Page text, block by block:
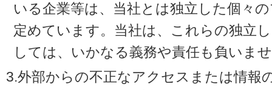
いる企業等は、当社とは独立した個々
定めています。当社は、これらの独立
しては、いかなる義務や責任も負いま
3.外部からの不正なアクセスまたは情報